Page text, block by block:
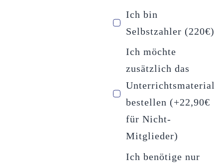
Ich bin
Selbstzahler (220€)
Ich möchte
zusätzlich das
Unterrichtsmaterial
bestellen (+22,90€
für Nicht-
Mitglieder)
Ich benötige nur